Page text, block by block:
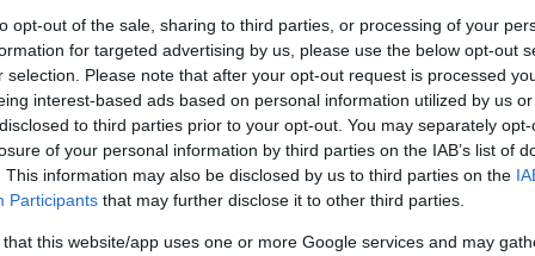
opt-out of the sale, sharing to third parties, or processing of your
for targeted advertising by us, please use the below opt-out
selection. Please note that after your opt-out request is processed
interest-based ads based on personal information utilized by us
to third parties prior to your opt-out. You may separately
of your personal information by third parties on the IAB’s list of
This information may also be disclosed by us to third parties on the
Participants that may further disclose it to other third parties.
that this website/app uses one or more Google services and may
telefon folyadékkristályos technológia főzött rom google
gps gyorsan merülő akkumulátor hibrid ios iphone itunes
kijelző kijelző méret külső memória Litium lte memória metál
microsoft mobilinternet mobiltelefon navigáció nikkel okostelefon
processzor rom root sim szinkronizálás telefon zárolása